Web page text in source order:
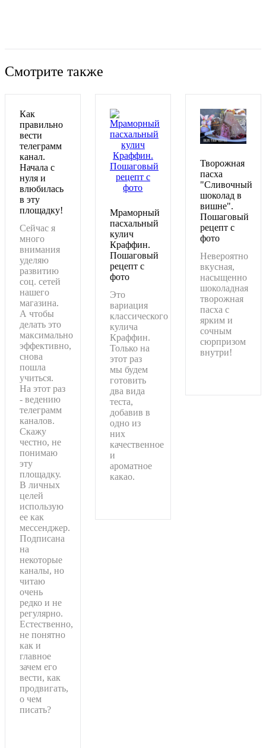
Смотрите также
Как
правильно
вести
телеграмм
канал.
Начала с
нуля и
влюбилась
в эту
площадку!
Сейчас я
много
внимания
уделяю
развитию
соц. сетей
нашего
магазина.
А чтобы
делать это
максимально
эффективно,
снова
пошла
учиться.
На этот раз
- ведению
телеграмм
каналов.
Скажу
честно, не
понимаю
эту
площадку.
В личных
целей
использую
ее как
мессенджер.
Подписана
на
некоторые
каналы, но
читаю
очень
редко и не
регулярно.
Естественно,
не понятно
как и
главное
зачем его
вести, как
продвигать,
о чем
писать?
Мраморный
пасхальный
кулич
Краффин.
Пошаговый
рецепт с
фото
Это
вариация
классического
кулича
Краффин.
Только на
этот раз
мы будем
готовить
два вида
теста,
добавив в
одно из
них
качественное
и
ароматное
какао.
Творожная
пасха
"Сливочный
шоколад в
вишне".
Пошаговый
рецепт с
фото
Невероятно
вкусная,
насыщенно
шоколадная
творожная
пасха с
ярким и
сочным
сюрпризом
внутри!